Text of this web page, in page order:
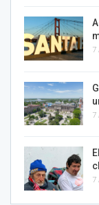
7
7
7